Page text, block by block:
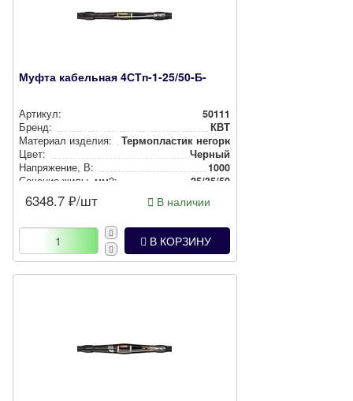
Муфта кабельная 4СТп-1-25/50-Б-
Артикул:
50111
Бренд:
КВТ
Материал изделия:
Тер­моп­лас­тик негорючий
Цвет:
Черный
Нап­ря­же­ние, В:
1000
Сечение жилы, мм2:
25/35/50
6348.7 ₽/шт В наличии
В КОРЗИНУ